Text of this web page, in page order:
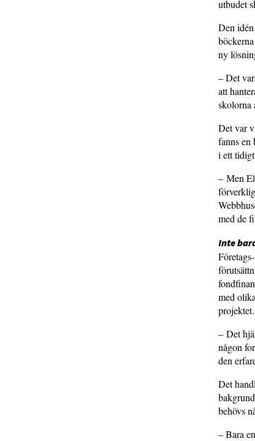
utbudet
Den
ny
– Det
att
skolorna
Det var
fanns en
i ett
– Men
med de
Inte
med
projektet.
– Det
någon
den
Det
behövs
– Bara